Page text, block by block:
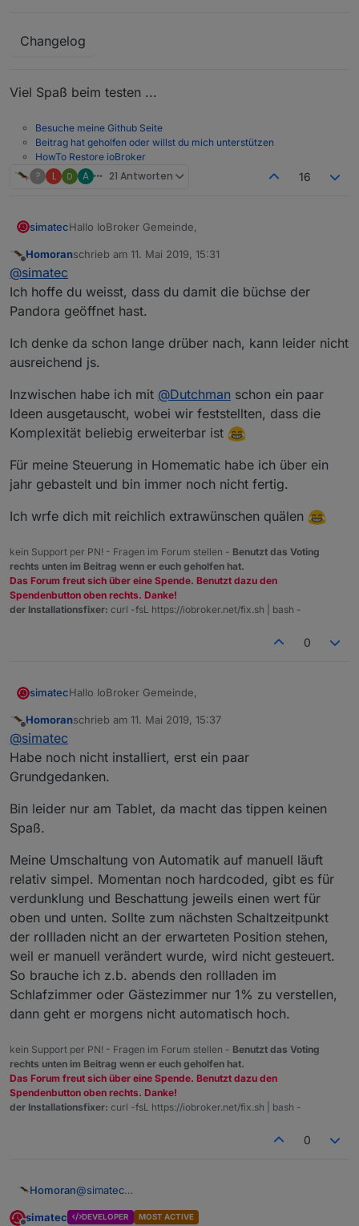
Changelog
Viel Spaß beim testen ...
Besuche meine Github Seite
Beitrag hat geholfen oder willst du mich unterstützen
HowTo Restore ioBroker
? L A 21 Antworten 16
simatecHallo IoBroker Gemeinde,
da ich hier im Forum immer mal wieder gelesen habe,
automatische Rollladensteuerung gab, habe ich mich
mal bei gemacht und einen Adapter dafür
geschrieben.
Dev's für die Unterstützung bei einigen Fragen dazu.
Aktuell befindet sich der Adapter in der latest Repro
und kann ganz einfach über den Tab "Adapter" in
eurem iobroker installiert werden.
Die aktuelle Dokumentation findet ihr unter folgenden
Deutsche Beschreibung
Hier der Link zum Github-Projekt:
https://github.com/simatec/ioBroker.shuttercontrol.git
ioBroker.shuttercontrol
Steuerung von Rollläden und Markisen.
Changelog
Offline
Homoranschrieb am 11. Mai 2019, 15:31
zuletzt editiert von
@simatec
Ich hoffe du weisst, dass du damit die büchse der
Pandora geöffnet hast.
Ich denke da schon lange drüber nach, kann leider nicht
ausreichend js.
Inzwischen habe ich mit @Dutchman schon ein paar
Ideen ausgetauscht, wobei wir feststellten, dass die
Komplexität beliebig erweiterbar ist
Für meine Steuerung in Homematic habe ich über ein
jahr gebastelt und bin immer noch nicht fertig.
Ich wrfe dich mit reichlich extrawünschen quälen
kein Support per PN! - Fragen im Forum stellen - Benutzt das Voting
rechts unten im Beitrag wenn er euch geholfen hat.
Das Forum freut sich über eine Spende. Benutzt dazu den
Spendenbutton oben rechts. Danke!
der Installationsfixer: curl -fsL https://iobroker.net/fix.sh | bash -
0
simatecHallo IoBroker Gemeinde,
da ich hier im Forum immer mal wieder gelesen habe,
automatische Rollladensteuerung gab, habe ich mich
mal bei gemacht und einen Adapter dafür
geschrieben.
Dev's für die Unterstützung bei einigen Fragen dazu.
Aktuell befindet sich der Adapter in der latest Repro
und kann ganz einfach über den Tab "Adapter" in
eurem iobroker installiert werden.
Die aktuelle Dokumentation findet ihr unter folgenden
Deutsche Beschreibung
Hier der Link zum Github-Projekt:
https://github.com/simatec/ioBroker.shuttercontrol.git
ioBroker.shuttercontrol
Shuttercontrol ist ein Adapter zur automatischen
Steuerung von Rollläden und Markisen.
Changelog
Offline
Homoranschrieb am 11. Mai 2019, 15:37
zuletzt editiert von
@simatec
Habe noch nicht installiert, erst ein paar
Grundgedanken.
Bin leider nur am Tablet, da macht das tippen keinen
Spaß.
Meine Umschaltung von Automatik auf manuell läuft
relativ simpel. Momentan noch hardcoded, gibt es für
verdunklung und Beschattung jeweils einen wert für
oben und unten. Sollte zum nächsten Schaltzeitpunkt
der rollladen nicht an der erwarteten Position stehen,
weil er manuell verändert wurde, wird nicht gesteuert.
So brauche ich z.b. abends den rollladen im
Schlafzimmer oder Gästezimmer nur 1% zu verstellen,
dann geht er morgens nicht automatisch hoch.
kein Support per PN! - Fragen im Forum stellen - Benutzt das Voting
rechts unten im Beitrag wenn er euch geholfen hat.
Das Forum freut sich über eine Spende. Benutzt dazu den
Spendenbutton oben rechts. Danke!
der Installationsfixer: curl -fsL https://iobroker.net/fix.sh | bash -
0
Homoran@simatec
Grundgedanken.
Bin leider nur am Tablet, da macht das tippen keinen
simatec DEVELOPER MOST ACTIVE